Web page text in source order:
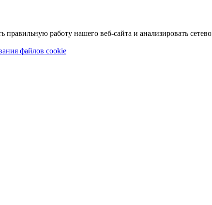
работу нашего веб-сайта и анализировать
файлов cookie